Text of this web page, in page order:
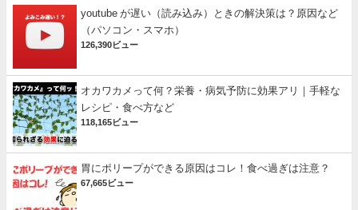
youtube が遅い（読み込み）ときの解決策は？原因など
（パソコン・スマホ）
126,390ビュー
オカワカメって何？栄養・病気予防に効果アリ｜手軽な
レシピ・食べ方など
118,165ビュー
胃にポリープができる原因はコレ！食べ過ぎは注意？
67,665ビュー